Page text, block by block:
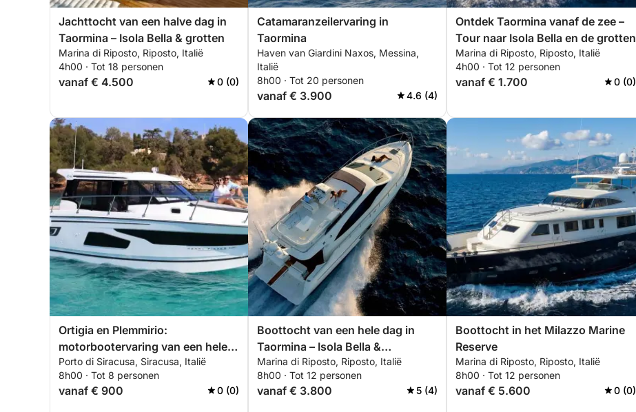
Jachttocht van een halve dag in
Taormina – Isola Bella & grotten
Marina di Riposto, Riposto, Italië
4h00 · Tot 18 personen
vanaf € 4.500 0 (0)
Catamaranzeilervaring in
Taormina
Haven van Giardini Naxos, Messina,
Italië
8h00 · Tot 20 personen
vanaf € 3.900 4.6 (4)
Ontdek Taormina vanaf de zee –
Tour naar Isola Bella en de grotten
Marina di Riposto, Riposto, Italië
4h00 · Tot 12 personen
vanaf € 1.700 0 (0)
Ortigia en Plemmirio:
motorbootervaring van een hele
dag
Porto di Siracusa, Siracusa, Italië
8h00 · Tot 8 personen
vanaf € 900 0 (0)
Boottocht van een hele dag in
Taormina – Isola Bella &
Sant’Alessio
Marina di Riposto, Riposto, Italië
8h00 · Tot 12 personen
vanaf € 3.800 5 (4)
Boottocht in het Milazzo Marine
Reserve
Marina di Riposto, Riposto, Italië
8h00 · Tot 12 personen
vanaf € 5.600 0 (0)